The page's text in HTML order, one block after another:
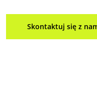
Skontaktuj się z